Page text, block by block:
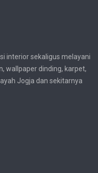
interior sekaligus melayani
wallpaper dinding, karpet,
Jogja dan sekitarnya